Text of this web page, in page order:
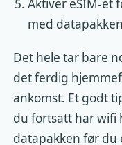
Aktiver eSIM-et
med
Det hele tar bare
det ferdig
ankomst. Et godt
du fortsatt har wifi
datapakken før du